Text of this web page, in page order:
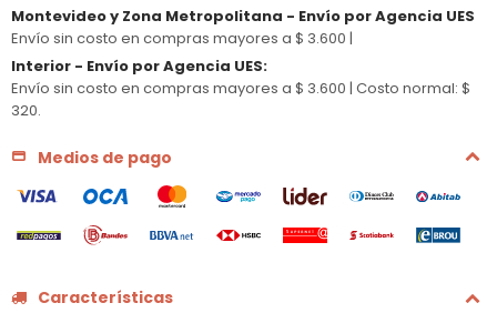
Montevideo y Zona Metropolitana - Envío por Agencia UES
Envío sin costo en compras mayores a $ 3.600 |
Interior - Envío por Agencia UES:
Envío sin costo en compras mayores a $ 3.600 | Costo normal: $
320.
Medios de pago
Características